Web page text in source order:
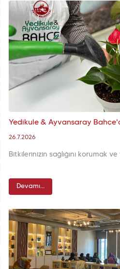
26.7.2026
Devamı...